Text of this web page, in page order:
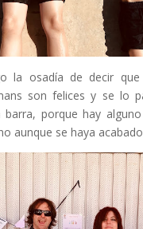
la osadía de decir
son felices y se lo
barra, porque hay
aunque se haya